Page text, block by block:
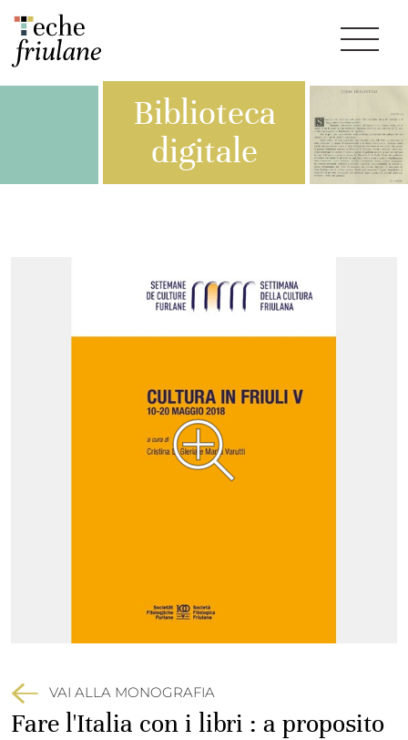
Biblioteca
digitale
VAI ALLA MONOGRAFIA
Fare l'Italia con i libri : a proposito